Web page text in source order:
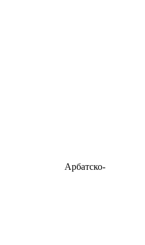
Арбатско-